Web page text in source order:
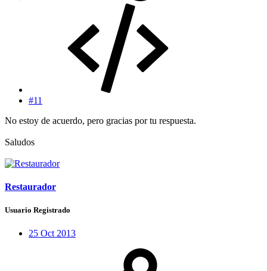
#11
No estoy de acuerdo, pero gracias por tu respuesta.
Saludos
Restaurador
Usuario Registrado
25 Oct 2013